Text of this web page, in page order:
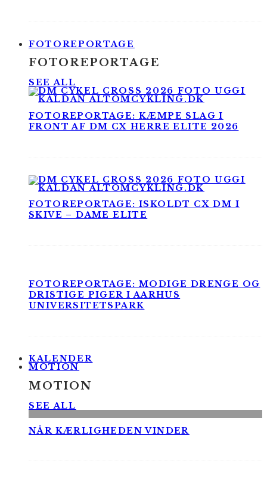
FOTOREPORTAGE
FOTOREPORTAGE
SEE ALL
FOTOREPORTAGE: KÆMPE SLAG I
FRONT AF DM CX HERRE ELITE 2026
FOTOREPORTAGE: ISKOLDT CX DM I
SKIVE – DAME ELITE
FOTOREPORTAGE: MODIGE DRENGE OG
DRISTIGE PIGER I AARHUS
UNIVERSITETSPARK
KALENDER
MOTION
MOTION
SEE ALL
NÅR KÆRLIGHEDEN VINDER